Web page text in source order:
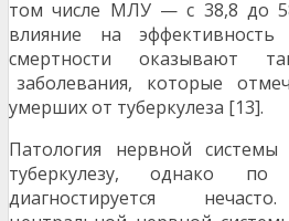
том числе МЛУ — с 38,8 до
влияние на
смертности оказывают
заболевания, которые
умерших от туберкулеза [13].
Патология нервной системы
туберкулезу, однако
диагностируется